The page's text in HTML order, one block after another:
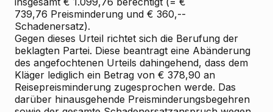
739,76 Preisminderung und € 360,--
Schadenersatz).
Gegen dieses Urteil richtet sich die Berufung der
beklagten Partei. Diese beantragt eine Abänderung
des angefochtenen Urteils dahingehend, dass dem
Kläger lediglich ein Betrag von € 378,90 an
Reisepreisminderung zugesprochen werde. Das
darüber hinausgehende Preisminderungsbegehren